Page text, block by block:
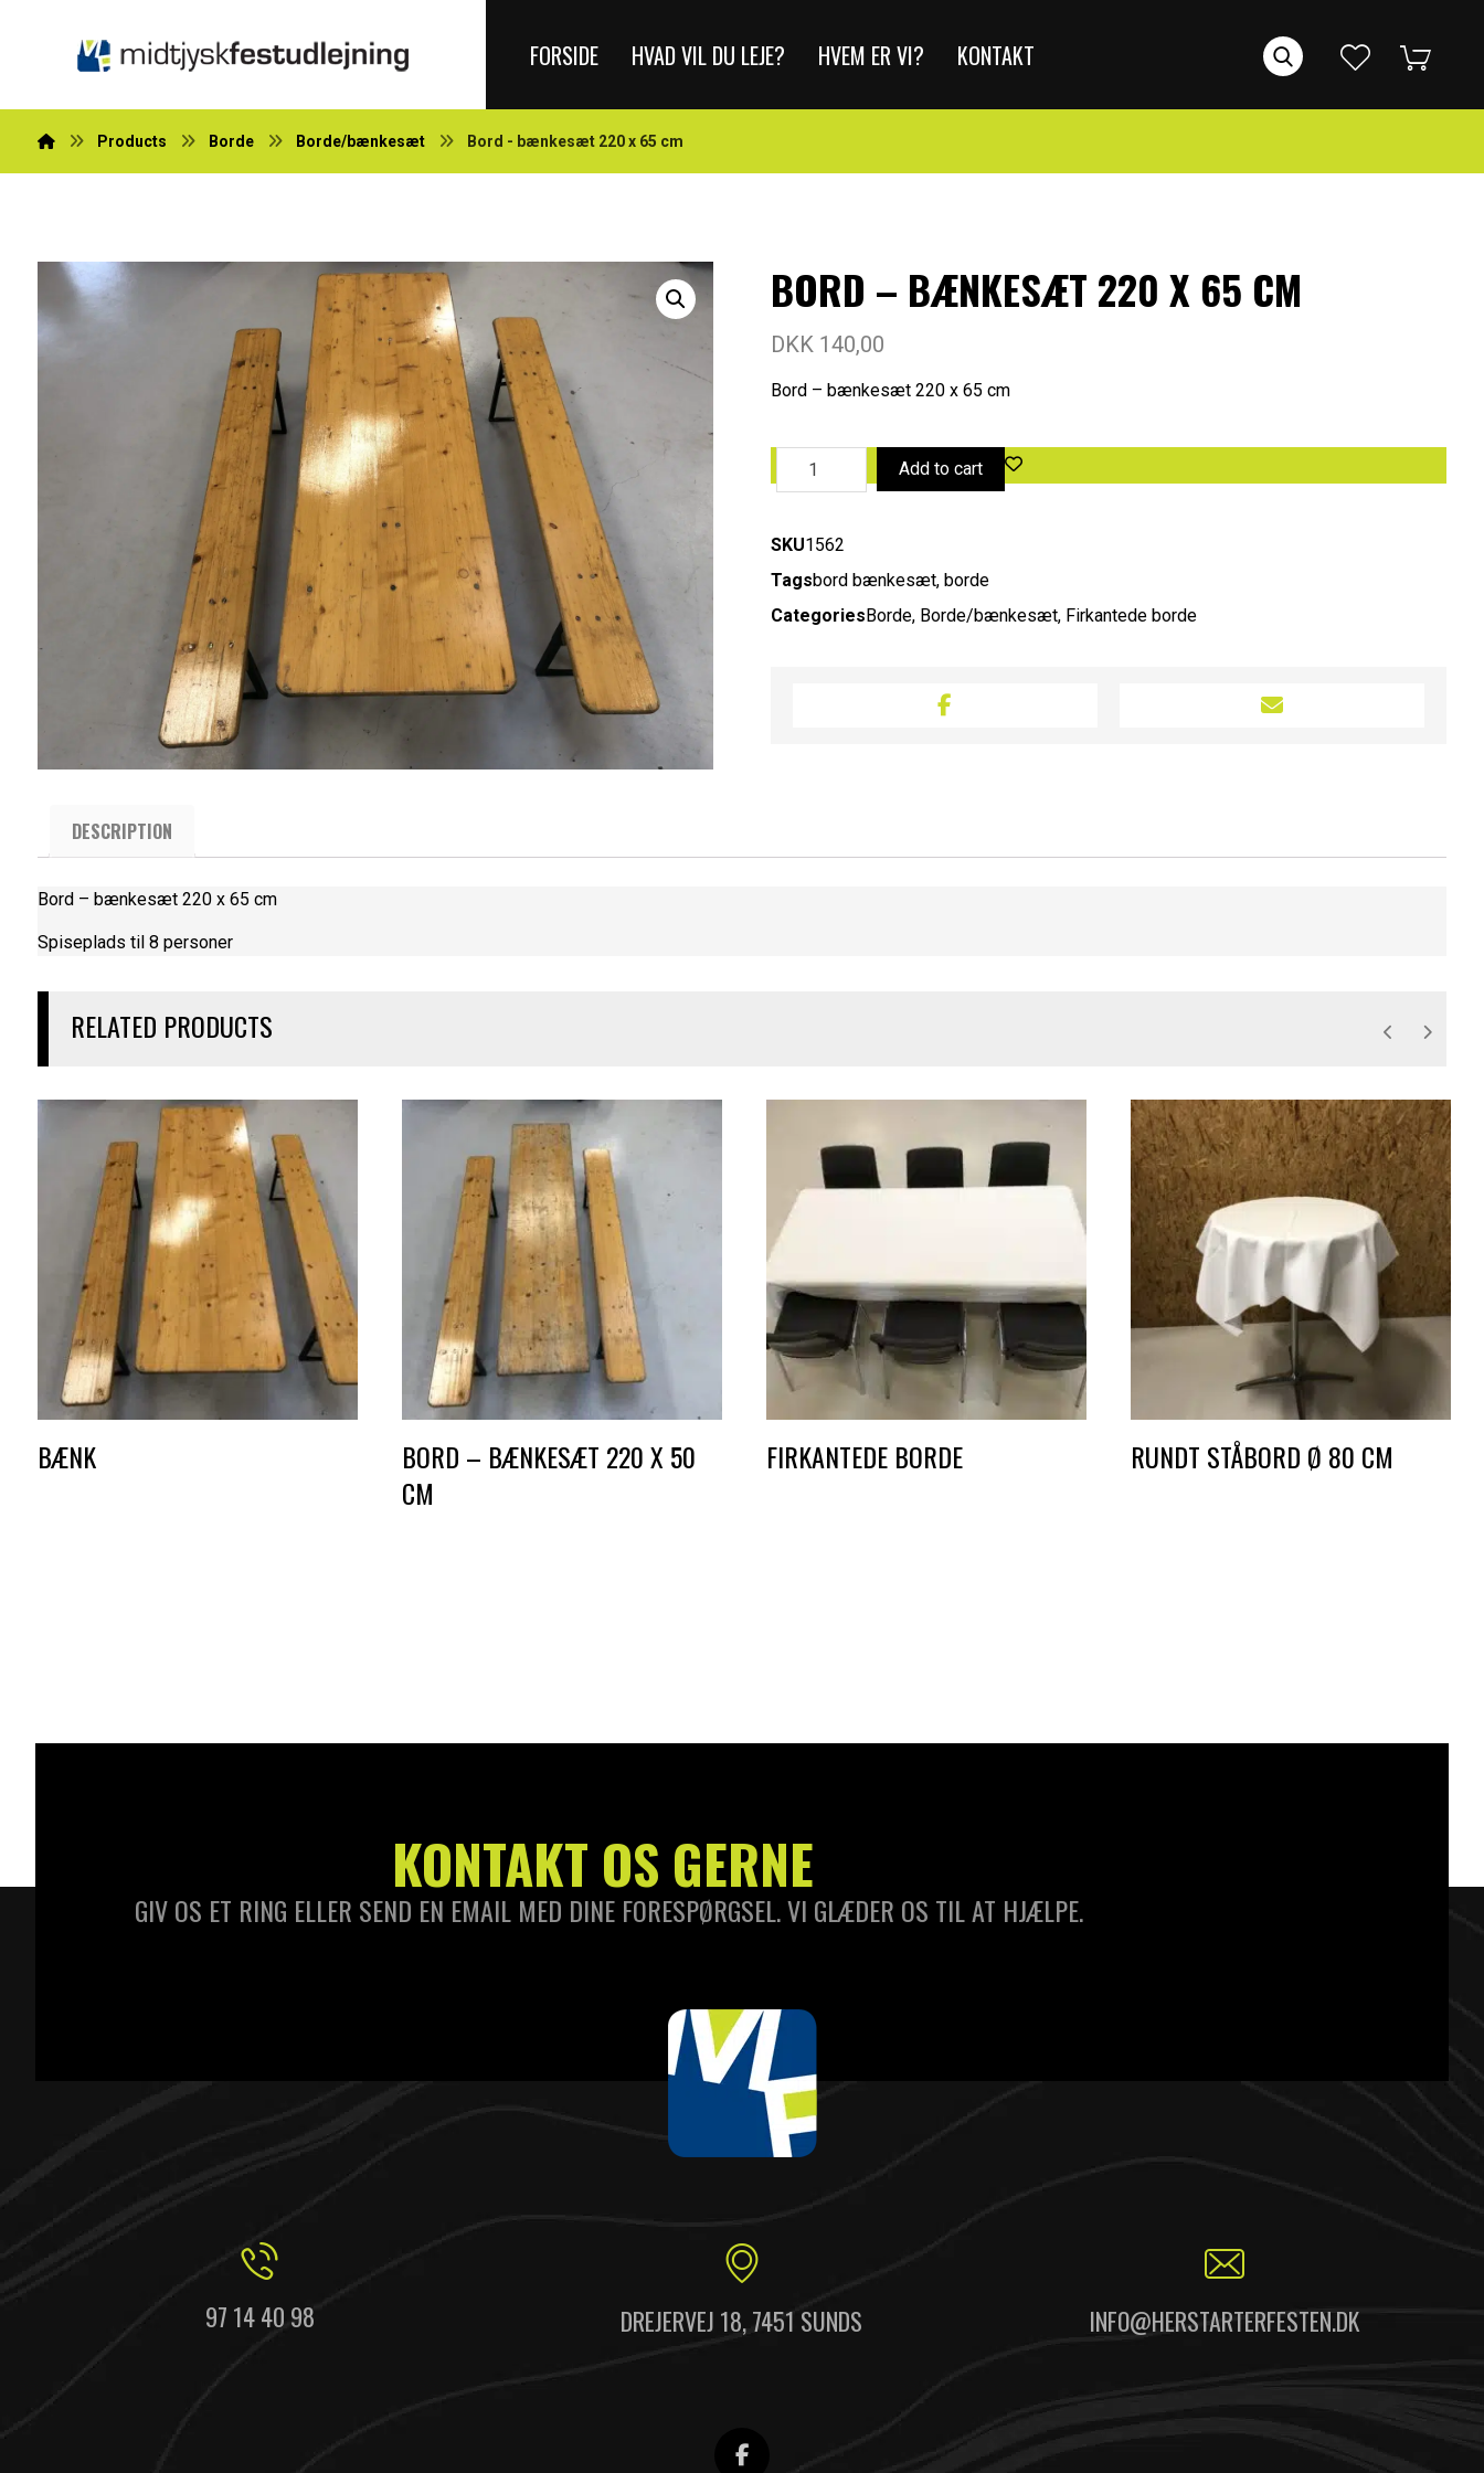
FORSIDE HVAD VIL DU LEJE? HVEM ER VI? KONTAKT
Products Borde Borde/bænkesæt Bord - bænkesæt 220 x 65 cm
BORD – BÆNKESÆT 220 X 65 CM
DKK140,00
Bord – bænkesæt 220 x 65 cm
Add to cart
SKU1562
Tagsbord bænkesæt, borde
CategoriesBorde, Borde/bænkesæt, Firkantede borde
DESCRIPTION
Bord – bænkesæt 220 x 65 cm
Spiseplads til 8 personer
RELATED PRODUCTS
BÆNK
BORD – BÆNKESÆT 220 X 50
CM
FIRKANTEDE BORDE RUNDT STÅBORD Ø 80 CM
KONTAKT OS GERNE
GIV OS ET RING ELLER SEND EN EMAIL MED DINE FORESPØRGSEL. VI GLÆDER OS TIL AT HJÆLPE.
97 14 40 98 DREJERVEJ 18, 7451 SUNDS INFO@HERSTARTERFESTEN.DK